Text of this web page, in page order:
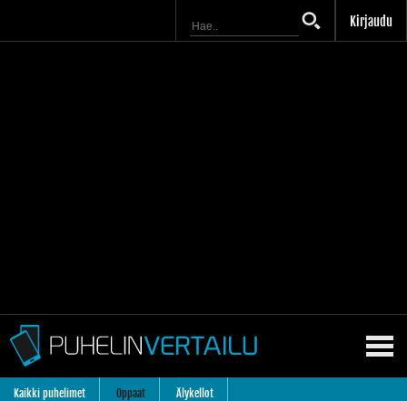
Kirjaudu
Kaikki puhelimet Oppaat Älykellot